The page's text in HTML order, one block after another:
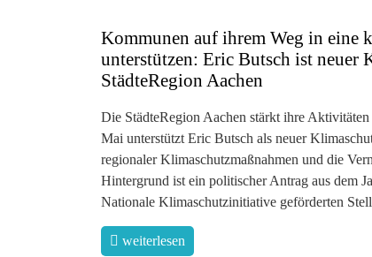
Kommunen auf ihrem Weg in
unterstützen: Eric Butsch ist neuer
StädteRegion Aachen
Die StädteRegion Aachen stärkt ihre
Mai unterstützt Eric Butsch als neuer
regionaler Klimaschutzmaßnahmen und die
Hintergrund ist ein politischer Antrag aus dem
Nationale Klimaschutzinitiative geförderten
weiterlesen